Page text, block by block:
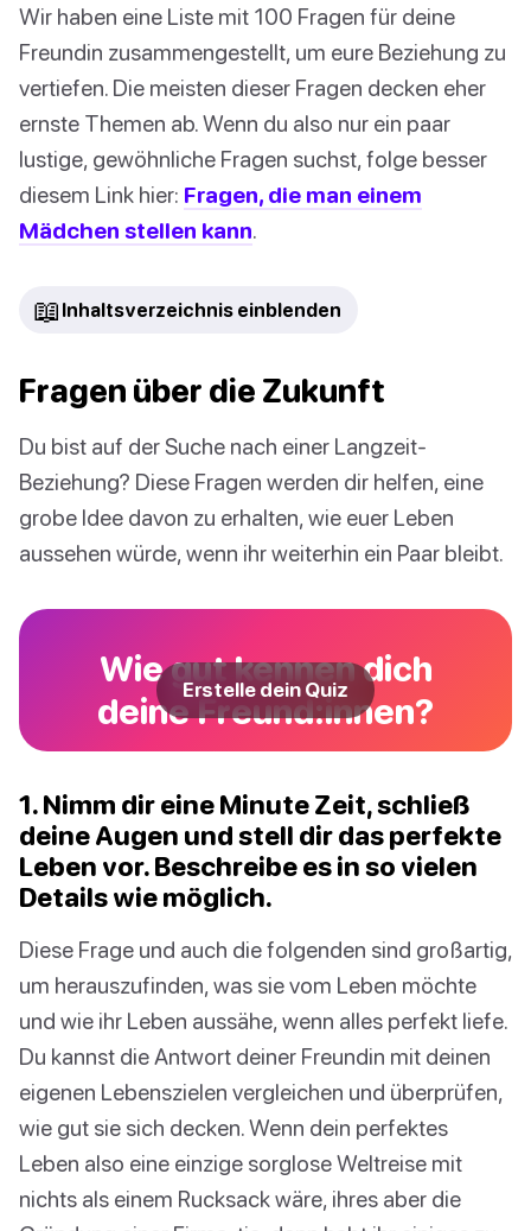
Wir haben eine Liste mit 100 Fragen für deine
Freundin zusammengestellt, um eure Beziehung zu
vertiefen. Die meisten dieser Fragen decken eher
ernste Themen ab. Wenn du also nur ein paar
lustige, gewöhnliche Fragen suchst, folge besser
diesem Link hier: Fragen, die man einem
Mädchen stellen kann.
📖 Inhaltsverzeichnis einblenden
Fragen über die Zukunft
Du bist auf der Suche nach einer Langzeit-
Beziehung? Diese Fragen werden dir helfen, eine
grobe Idee davon zu erhalten, wie euer Leben
aussehen würde, wenn ihr weiterhin ein Paar bleibt.
Wie gut kennen dich
deine Freund:innen?
Erstelle dein Quiz
1. Nimm dir eine Minute Zeit, schließ
deine Augen und stell dir das perfekte
Leben vor. Beschreibe es in so vielen
Details wie möglich.
Diese Frage und auch die folgenden sind großartig,
um herauszufinden, was sie vom Leben möchte
und wie ihr Leben aussähe, wenn alles perfekt liefe.
Du kannst die Antwort deiner Freundin mit deinen
eigenen Lebenszielen vergleichen und überprüfen,
wie gut sie sich decken. Wenn dein perfektes
Leben also eine einzige sorglose Weltreise mit
nichts als einem Rucksack wäre, ihres aber die